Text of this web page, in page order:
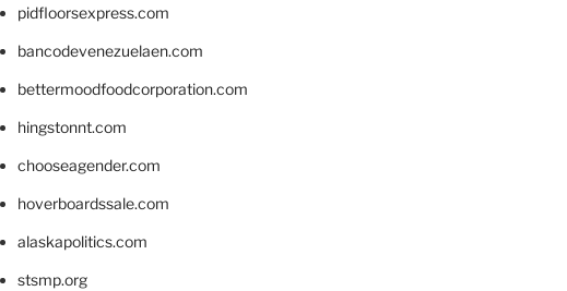
pidfloorsexpress.com
bancodevenezuelaen.com
bettermoodfoodcorporation.com
hingstonnt.com
chooseagender.com
hoverboardssale.com
alaskapolitics.com
stsmp.org